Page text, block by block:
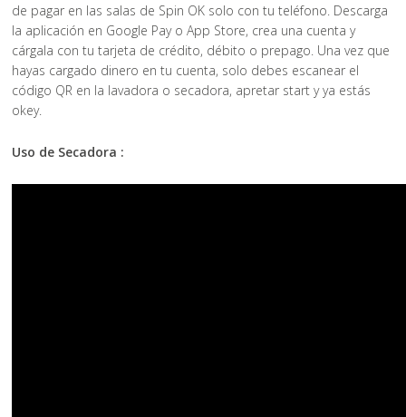
de pagar en las salas de Spin OK solo con tu teléfono. Descarga
la aplicación en Google Pay o App Store, crea una cuenta y
cárgala con tu tarjeta de crédito, débito o prepago. Una vez que
hayas cargado dinero en tu cuenta, solo debes escanear el
código QR en la lavadora o secadora, apretar start y ya estás
okey.
Uso de Secadora :